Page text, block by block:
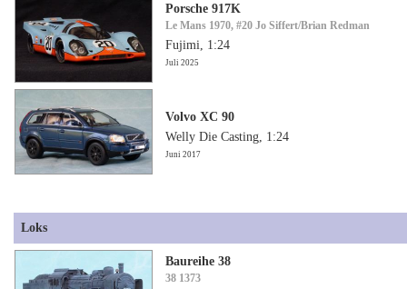
Porsche 917K
Le Mans 1970, #20 Jo Siffert/Brian Redman
Fujimi, 1:24
Juli 2025
Volvo XC 90
Welly Die Casting, 1:24
Juni 2017
Loks
Baureihe 38
38 1373